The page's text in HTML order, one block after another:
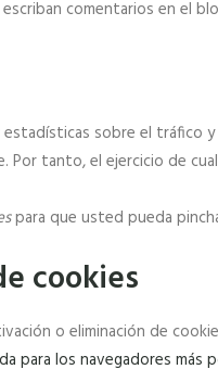
comentarios en el
sobre el tráfico
tanto, el ejercicio de
para que usted pueda
cookies
o eliminación de
para los navegadores más